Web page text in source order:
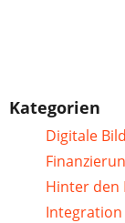
Kategorien
Digitale
Hinter den